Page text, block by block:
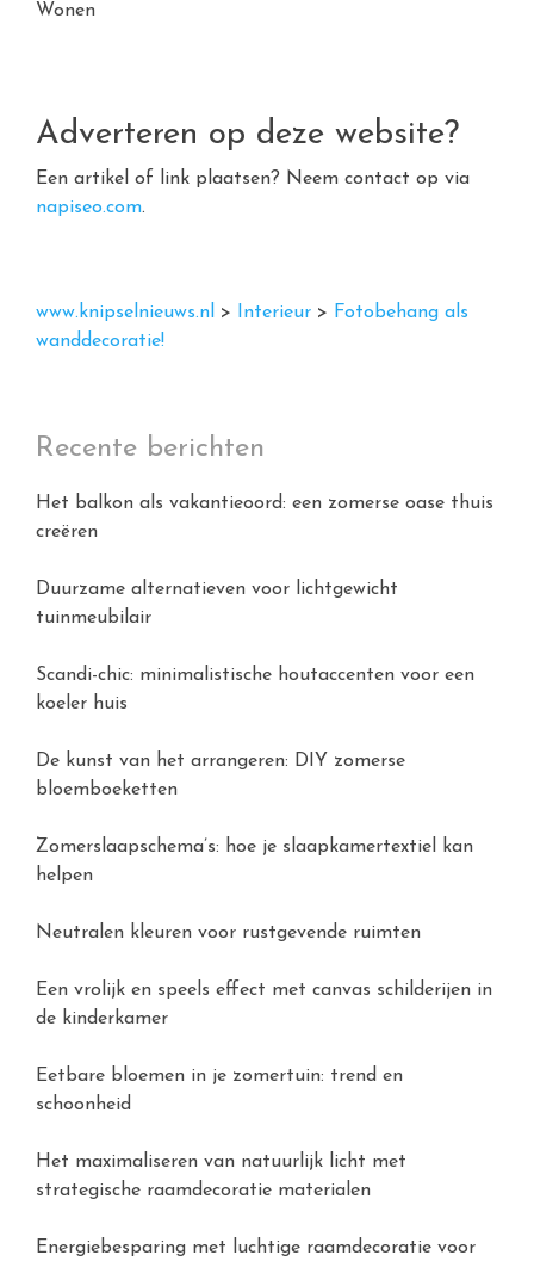
Wonen
Adverteren op deze website?
Een artikel of link plaatsen? Neem contact op via
napiseo.com.
www.knipselnieuws.nl > Interieur > Fotobehang als
wanddecoratie!
Recente berichten
Het balkon als vakantieoord: een zomerse oase thuis
creëren
Duurzame alternatieven voor lichtgewicht
tuinmeubilair
Scandi-chic: minimalistische houtaccenten voor een
koeler huis
De kunst van het arrangeren: DIY zomerse
bloemboeketten
Zomerslaapschema’s: hoe je slaapkamertextiel kan
helpen
Neutralen kleuren voor rustgevende ruimten
Een vrolijk en speels effect met canvas schilderijen in
de kinderkamer
Eetbare bloemen in je zomertuin: trend en
schoonheid
Het maximaliseren van natuurlijk licht met
strategische raamdecoratie materialen
Energiebesparing met luchtige raamdecoratie voor